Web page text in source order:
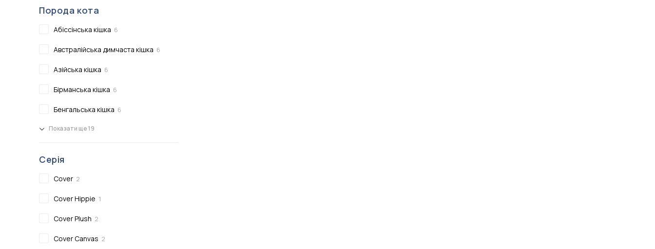
Порода кота
Абіссінська кішка 6
Австралійська димчаста кішка 6
Азійська кішка 6
Бірманська кішка 6
Бенгальська кішка 6
Показати ще 19
Серія
Cover 2
Cover Hippie 1
Cover Plush 2
Cover Canvas 2